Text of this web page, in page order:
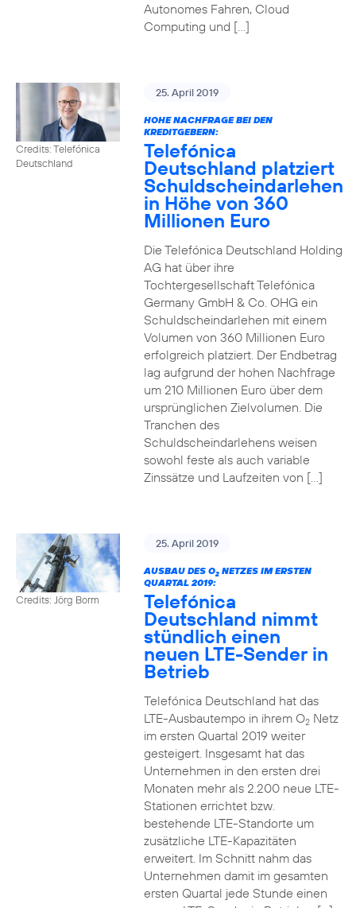
Autonomes Fahren, Cloud
Computing und […]
Credits: Telefónica
Deutschland
25. April 2019
HOHE NACHFRAGE BEI DEN
KREDITGEBERN:
Telefónica
Deutschland platziert
Schuldscheindarlehen
in Höhe von 360
Millionen Euro
Die Telefónica Deutschland Holding
AG hat über ihre
Tochtergesellschaft Telefónica
Germany GmbH & Co. OHG ein
Schuldscheindarlehen mit einem
Volumen von 360 Millionen Euro
erfolgreich platziert. Der Endbetrag
lag aufgrund der hohen Nachfrage
um 210 Millionen Euro über dem
ursprünglichen Zielvolumen. Die
Tranchen des
Schuldscheindarlehens weisen
sowohl feste als auch variable
Zinssätze und Laufzeiten von […]
Credits: Jörg Borm
25. April 2019
AUSBAU DES O2NETZES IM ERSTEN
QUARTAL 2019:
Telefónica
Deutschland nimmt
stündlich einen
neuen LTE-Sender in
Betrieb
Telefónica Deutschland hat das
LTE-Ausbautempo in ihrem O2Netz
im ersten Quartal 2019 weiter
gesteigert. Insgesamt hat das
Unternehmen in den ersten drei
Monaten mehr als 2.200 neue LTE-
Stationen errichtet bzw.
bestehende LTE-Standorte um
zusätzliche LTE-Kapazitäten
erweitert. Im Schnitt nahm das
Unternehmen damit im gesamten
ersten Quartal jede Stunde einen